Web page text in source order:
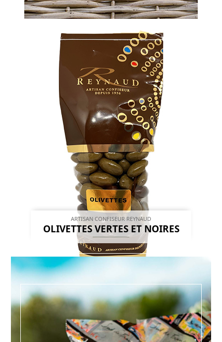
ARTISAN CONFISEUR REYNAUD
OLIVETTES VERTES ET NOIRES